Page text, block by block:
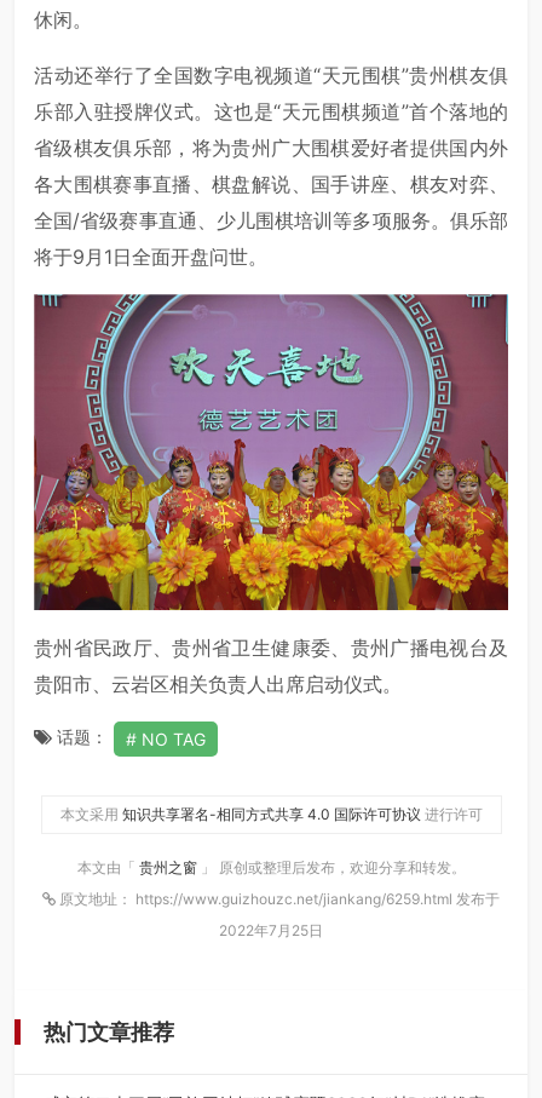
休闲。
活动还举行了全国数字电视频道“天元围棋”贵州棋友俱
乐部入驻授牌仪式。这也是“天元围棋频道”首个落地的
省级棋友俱乐部，将为贵州广大围棋爱好者提供国内外
各大围棋赛事直播、棋盘解说、国手讲座、棋友对弈、
全国/省级赛事直通、少儿围棋培训等多项服务。俱乐部
将于9月1日全面开盘问世。
贵州省民政厅、贵州省卫生健康委、贵州广播电视台及
贵阳市、云岩区相关负责人出席启动仪式。
话题： NO TAG
本文采用 知识共享署名-相同方式共享 4.0 国际许可协议 进行许可
本文由「 贵州之窗 」 原创或整理后发布，欢迎分享和转发。
原文地址： https://www.guizhouzc.net/jiankang/6259.html 发布于
2022年7月25日
热门文章推荐